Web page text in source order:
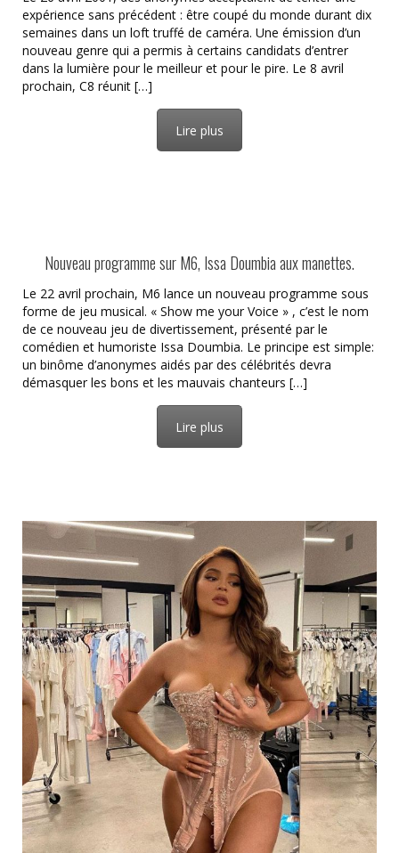
expérience sans précédent : être coupé du monde durant dix
semaines dans un loft truffé de caméra. Une émission d’un
nouveau genre qui a permis à certains candidats d’entrer
dans la lumière pour le meilleur et pour le pire. Le 8 avril
prochain, C8 réunit […]
Lire plus
Nouveau programme sur M6, Issa Doumbia aux manettes.
Le 22 avril prochain, M6 lance un nouveau programme sous
forme de jeu musical. « Show me your Voice » , c’est le nom
de ce nouveau jeu de divertissement, présenté par le
comédien et humoriste Issa Doumbia. Le principe est simple:
un binôme d’anonymes aidés par des célébrités devra
démasquer les bons et les mauvais chanteurs […]
Lire plus